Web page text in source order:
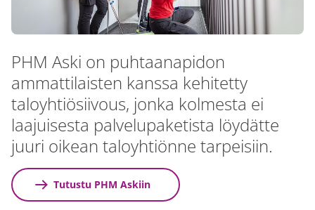
PHM Aski on puhtaanapidon
ammattilaisten kanssa kehitetty
taloyhtiösiivous, jonka kolmesta ei
laajuisesta palvelupaketista löydätte
juuri oikean taloyhtiönne tarpeisiin.
Tutustu PHM Askiin